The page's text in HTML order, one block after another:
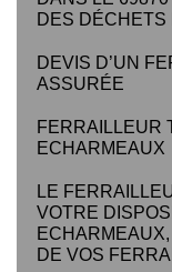
DES DÉCHETS
DEVIS D’UN
ASSURÉE
FERRAILLEUR
ECHARMEAUX
LE
VOTRE
DE VOS